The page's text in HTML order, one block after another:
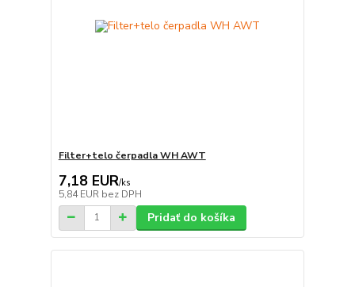
Filter+telo čerpadla WH AWT
7,18 EUR/ks
5,84 EUR bez DPH
Pridať do košíka